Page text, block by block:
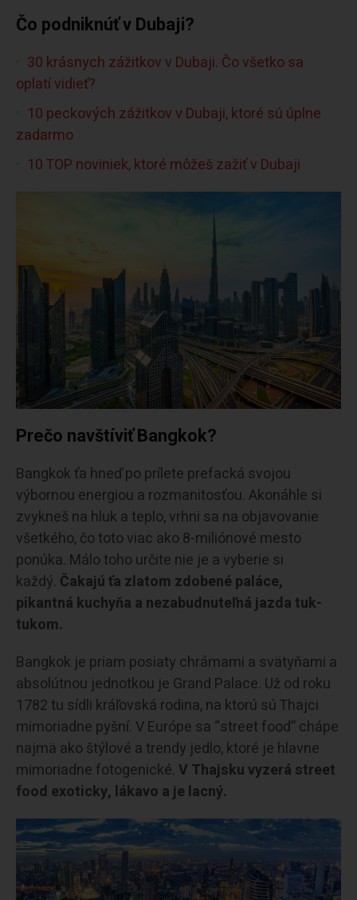
Čo podniknúť v Dubaji?
30 krásnych zážitkov v Dubaji. Čo všetko sa
oplatí vidieť?
10 peckových zážitkov v Dubaji, ktoré sú úplne
zadarmo
10 TOP noviniek, ktoré môžeš zažiť v Dubaji
Prečo navštíviť Bangkok?
Bangkok ťa hneď po prílete prefacká svojou
výbornou energiou a rozmanitosťou. Akonáhle si
zvykneš na hluk a teplo, vrhni sa na objavovanie
všetkého, čo toto viac ako 8-miliónové mesto
ponúka. Málo toho určite nie je a vyberie si
každý. Čakajú ťa zlatom zdobené paláce,
pikantná kuchyňa a nezabudnuteľná jazda tuk-
tukom.
Bangkok je priam posiaty chrámami a svätyňami a
absolútnou jednotkou je Grand Palace. Už od roku
1782 tu sídli kráľovská rodina, na ktorú sú Thajci
mimoriadne pyšní. V Európe sa “street food” chápe
najmä ako štýlové a trendy jedlo, ktoré je hlavne
mimoriadne fotogenické. V Thajsku vyzerá street
food exoticky, lákavo a je lacný.